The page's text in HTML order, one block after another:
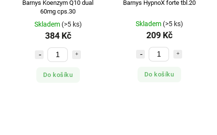
Barnys Koenzym Q10 dual
60mg cps.30
Skladem (>5 ks)
384 Kč
Do košíku
Barnys HypnoX forte tbl.20
Skladem (>5 ks)
209 Kč
Do košíku